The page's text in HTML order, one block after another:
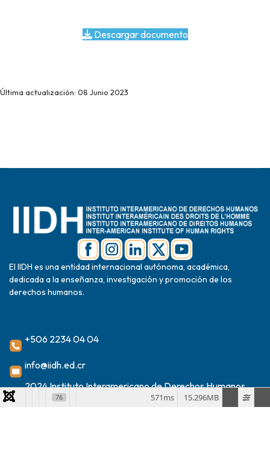
Descargar documento
Última actualización: 08 Junio 2023
El IIDH es una entidad internacional autónoma, académica,
dedicada a la enseñanza, investigación y promoción de los
derechos humanos.
+506 2234 04 04
info@iidh.ed.cr
2024 Instituto Interamericano de Derechos Humanos
76 15.296MB
571ms